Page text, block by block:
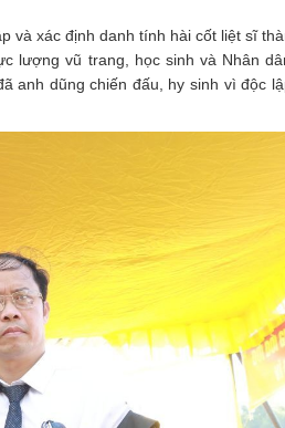
và xác định danh tính hài cốt liệt sĩ
lượng vũ trang, học sinh và Nhân
anh dũng chiến đấu, hy sinh vì độc